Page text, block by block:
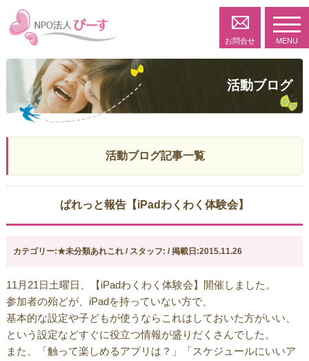
お問合せ MENU
活動ブログ
活動ブログ記事一覧
ぱれっと報告【iPadわくわく体験会】
カテゴリー:★未分類あれこれ / スタッフ: / 掲載日:2015.11.26
11月21日土曜日、【iPadわくわく体験会】開催しました。
参加者の殆どが、iPadを持っていない方で、
基本的な設定や子どもが使うならこれはしておいた方がいい、
という設定などすぐに役立つ情報が盛りだくさんでした。
また、「触って楽しめるアプリは？」「スケジュールにいいア